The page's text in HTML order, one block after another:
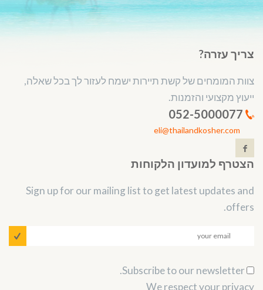
צריך עזרה?
צוות המומחים של קשת תיירות ישמח לעזור לך בכל שאלה,
ייעוץ מקצועי והזמנות.
eli@thailandkosher.com
הצטרף למועדון הלקוחות
Sign up for our mailing list to get latest updates and
offers.
We respect your privacy